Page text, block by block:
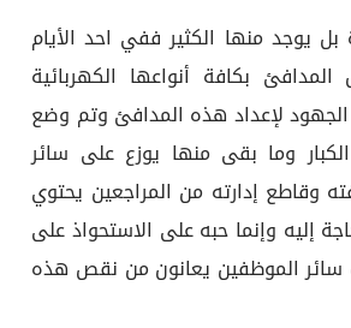
يوجد منها الكثير ففي احد الأيام
بكافة أنواعها الكهربائية
لإعداد هذه المدافئ وتم وضع
وما بقى منها يوزع على سائر
وقاطع إدارته من المراجعين يحتوي
إليه وإنما حبه على الاستحواذ على
سائر الموظفين يعانون من نقص هذه